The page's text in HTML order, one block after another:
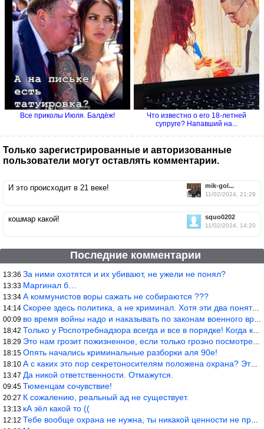
Все приколы Июля. Балдёж!
Что известно о его 18-летней
супруге? Напавший на...
Только зарегистрированные и авторизованные
пользователи могут оставлять комментарии.
mik-gol...
11/02/2024, 21:29
И это происходит в 21 веке!
squo0202
11/02/2024, 14:20
кошмар какой!
Последние комментарии
13:36 За ними охотятся и их убивают, не ужели не понял?
13:33 Маргинал б…
13:34 А коммунистов воры сажать не собираются ???
14:14 Скорее здесь политика, а не криминал. Хотя эти два понятия начин
00:09 во время войны надо и наказывать по законам военного времени, а
18:42 Только у Роспотребнадзора всегда и все в порядке! Когда касается
18:29 Это нам грозит пожизненное, если только грозно посмотреть в их с
18:15 Опять начались криминальные разборки аля 90е!
18:10 А с каких это пор секретоносителям положена охрана? Это его зада
13:47 Да никой ответственности. Отмажутся.
09:45 Тюменцам сочувствие!
20:27 К сожалению, реальный ад не существует.
13:13 кА зёл какой то ((
12:12 Тебе вообще охрана не нужна, ты никакой ценности не представляеш